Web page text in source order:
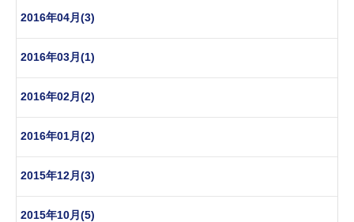
2016年04月(3)
2016年03月(1)
2016年02月(2)
2016年01月(2)
2015年12月(3)
2015年10月(5)